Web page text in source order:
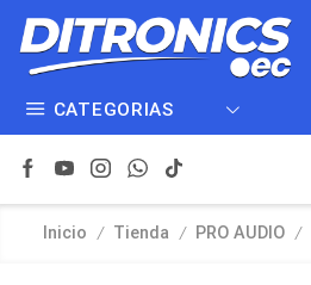
CATEGORIAS
Inicio / Tienda / PRO AUDIO /